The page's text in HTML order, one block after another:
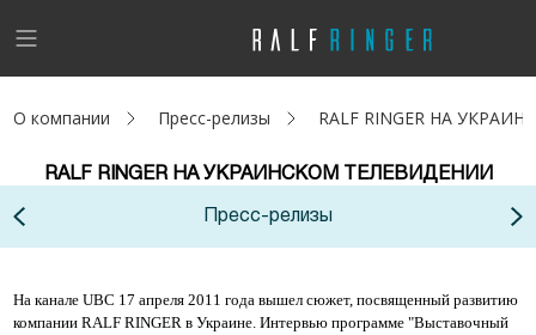
!
Новинки
Женщинам
Детям
Возникли вопросы? - club@ralf.ru
О компании Пресс-релизы RALF RINGER НА
RALF RINGER НА УКРАИНСКОМ ТЕЛЕВИДЕНИИ
Пресс-релизы
На канале UBC 17 апреля 2011 года вышел сюжет, посвященный развитию
компании RALF RINGER в Украине. Интервью программе "Выставочный